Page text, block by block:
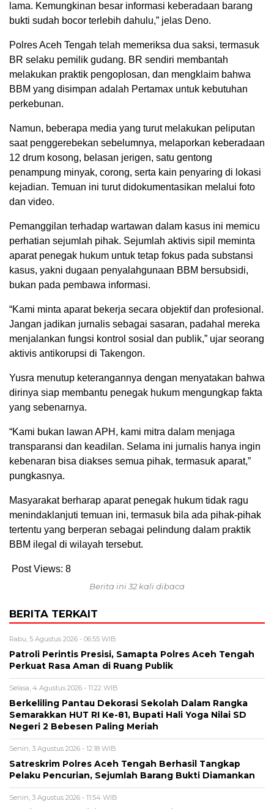
lama. Kemungkinan besar informasi keberadaan barang
bukti sudah bocor terlebih dahulu,” jelas Deno.
Polres Aceh Tengah telah memeriksa dua saksi, termasuk
BR selaku pemilik gudang. BR sendiri membantah
melakukan praktik pengoplosan, dan mengklaim bahwa
BBM yang disimpan adalah Pertamax untuk kebutuhan
perkebunan.
Namun, beberapa media yang turut melakukan peliputan
saat penggerebekan sebelumnya, melaporkan keberadaan
12 drum kosong, belasan jerigen, satu gentong
penampung minyak, corong, serta kain penyaring di lokasi
kejadian. Temuan ini turut didokumentasikan melalui foto
dan video.
Pemanggilan terhadap wartawan dalam kasus ini memicu
perhatian sejumlah pihak. Sejumlah aktivis sipil meminta
aparat penegak hukum untuk tetap fokus pada substansi
kasus, yakni dugaan penyalahgunaan BBM bersubsidi,
bukan pada pembawa informasi.
“Kami minta aparat bekerja secara objektif dan profesional.
Jangan jadikan jurnalis sebagai sasaran, padahal mereka
menjalankan fungsi kontrol sosial dan publik,” ujar seorang
aktivis antikorupsi di Takengon.
Yusra menutup keterangannya dengan menyatakan bahwa
dirinya siap membantu penegak hukum mengungkap fakta
yang sebenarnya.
“Kami bukan lawan APH, kami mitra dalam menjaga
transparansi dan keadilan. Selama ini jurnalis hanya ingin
kebenaran bisa diakses semua pihak, termasuk aparat,”
pungkasnya.
Masyarakat berharap aparat penegak hukum tidak ragu
menindaklanjuti temuan ini, termasuk bila ada pihak-pihak
tertentu yang berperan sebagai pelindung dalam praktik
BBM ilegal di wilayah tersebut.
Post Views: 8
Berita ini 32 kali dibaca
BERITA TERKAIT
Rabu, 5 Agustus 2026 - 06:55 WIB
Patroli Perintis Presisi, Samapta Polres Aceh Tengah
Perkuat Rasa Aman di Ruang Publik
Selasa, 4 Agustus 2026 - 11:22 WIB
Berkeliling Pantau Dekorasi Sekolah Dalam Rangka
Semarakkan HUT RI Ke-81, Bupati Hali Yoga Nilai SD
Negeri 2 Bebesen Paling Meriah
Senin, 3 Agustus 2026 - 12:18 WIB
Satreskrim Polres Aceh Tengah Berhasil Tangkap
Pelaku Pencurian, Sejumlah Barang Bukti Diamankan
Senin, 3 Agustus 2026 - 11:54 WIB